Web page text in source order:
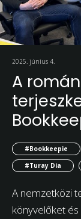
2025. június 4.
A
#Bookkeepie
#Turay Dia
A nemzetközi
könyvelőket